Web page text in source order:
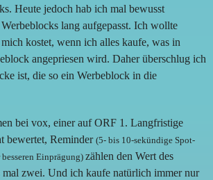
Heute jedoch hab ich mal bewusst
lang aufgepasst. Ich wollte
kostet, wenn ich alles kaufe, was in
angepriesen wird. Daher überschlug ich
ist, die so ein Werbeblock in die
bei vox, einer auf ORF 1. Langfristige
bewertet, Reminder (5- bis 10-sekündige Spot-
Einprägung)zählen den Wert des
mal zwei. Und ich kaufe natürlich immer nur